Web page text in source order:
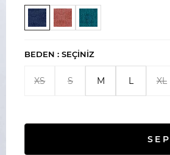
BEDEN :SEÇINIZ
XS S M L XL